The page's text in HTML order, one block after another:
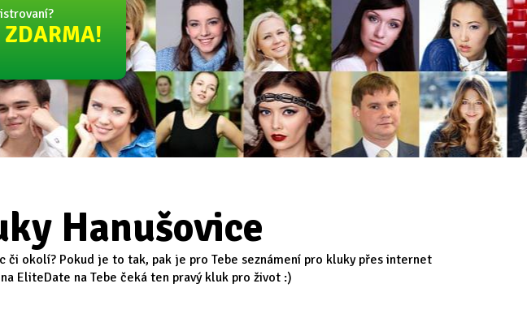
ZDARMA!
Hanušovice
či okolí? Pokud je to tak, pak je pro Tebe seznámení pro kluky přes internet
EliteDate na Tebe čeká ten pravý kluk pro život :)